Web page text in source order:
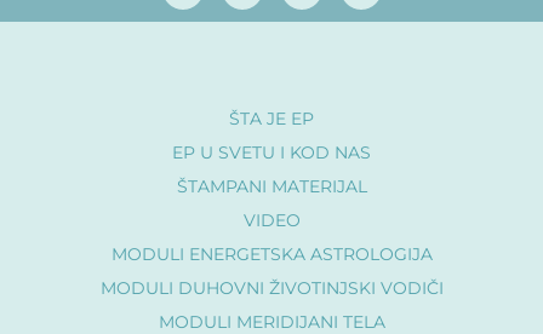
ŠTA JE EP
EP U SVETU I KOD NAS
ŠTAMPANI MATERIJAL
VIDEO
MODULI ENERGETSKA ASTROLOGIJA
MODULI DUHOVNI ŽIVOTINJSKI VODIČI
MODULI MERIDIJANI TELA